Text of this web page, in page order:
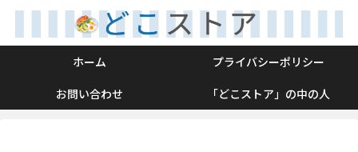
ホーム
プライバシーポリシー
お問い合わせ
「どこストア」の中の人